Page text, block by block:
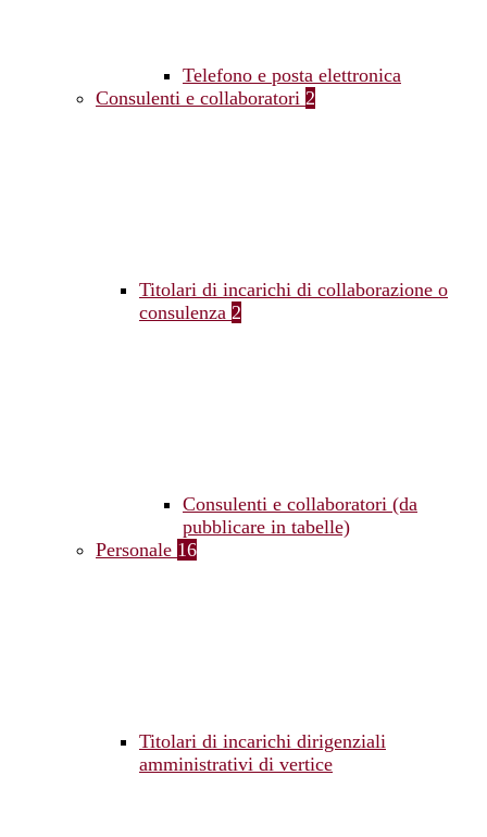
Telefono e posta elettronica
Consulenti e collaboratori 2
Titolari di incarichi di collaborazione o
consulenza 2
Consulenti e collaboratori (da
pubblicare in tabelle)
Personale 16
Titolari di incarichi dirigenziali
amministrativi di vertice